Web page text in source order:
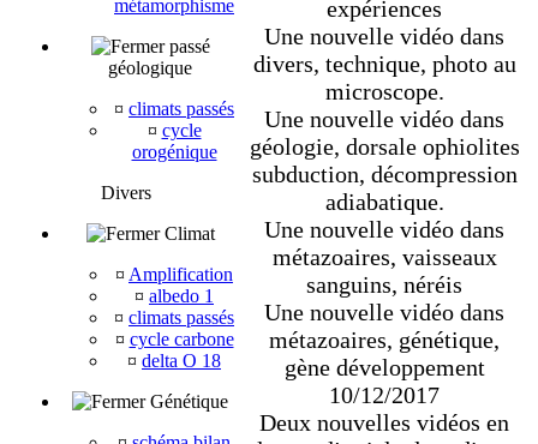
métamorphisme
passé
géologique
¤ climats passés
¤ cycle
orogénique
Divers
Climat
¤ Amplification
¤ albedo 1
¤ climats passés
¤ cycle carbone
¤ delta O 18
Génétique
expériences
Une nouvelle vidéo dans
divers, technique, photo au
microscope.
Une nouvelle vidéo dans
géologie, dorsale ophiolites
subduction, décompression
adiabatique.
Une nouvelle vidéo dans
métazoaires, vaisseaux
sanguins, néréis
Une nouvelle vidéo dans
métazoaires, génétique,
gène développement
10/12/2017
Deux nouvelles vidéos en